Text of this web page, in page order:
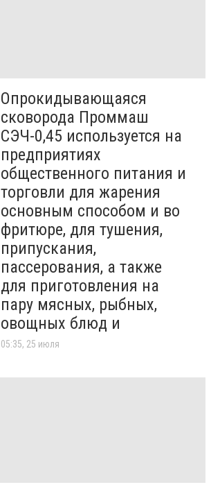
Опрокидывающаяся
сковорода Проммаш
СЭЧ-0,45 используется на
предприятиях
общественного питания и
торговли для жарения
основным способом и во
фритюре, для тушения,
припускания,
пассерования, а также
для приготовления на
пару мясных, рыбных,
овощных блюд и
05:35, 25 июля